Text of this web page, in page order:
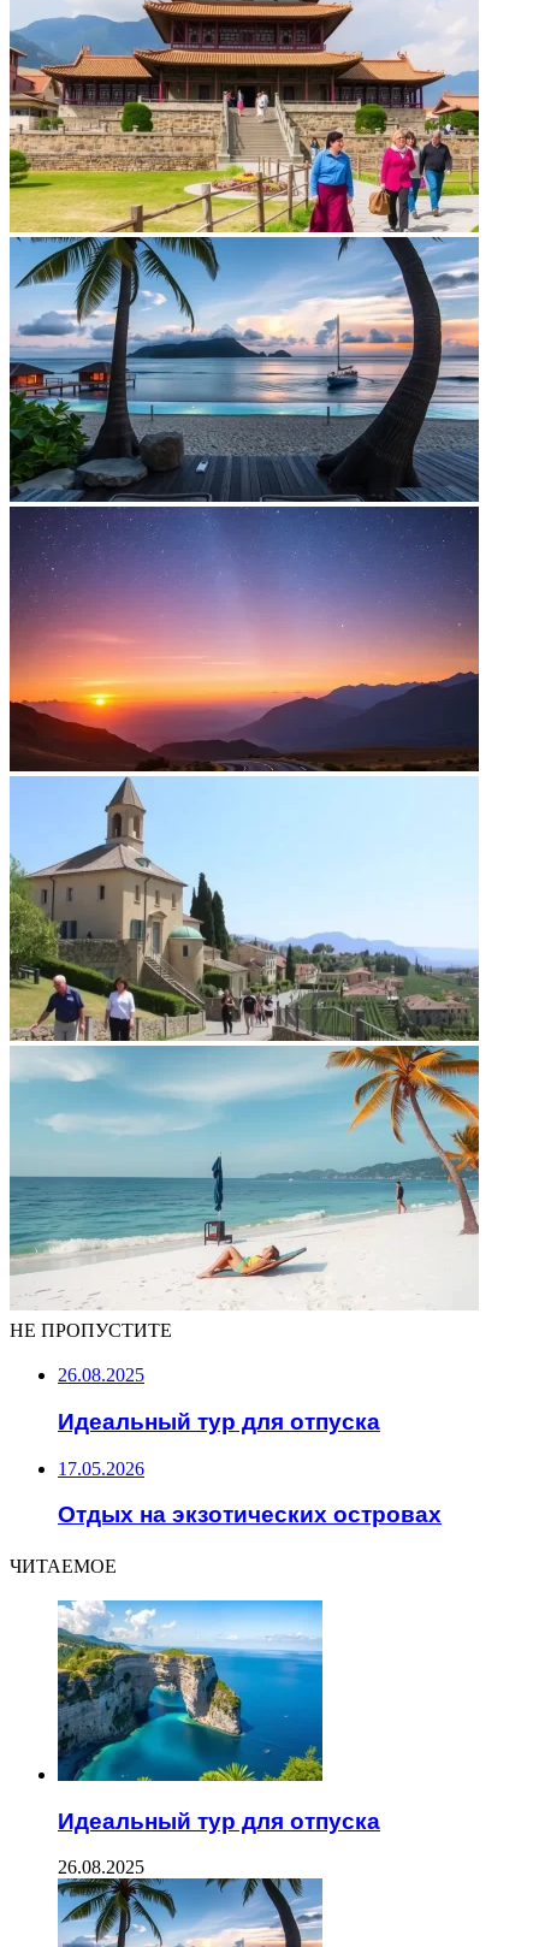
НЕ ПРОПУСТИТЕ
26.08.2025
Идеальный тур для отпуска
17.05.2026
Отдых на экзотических островах
ЧИТАЕМОЕ
Идеальный тур для отпуска
26.08.2025